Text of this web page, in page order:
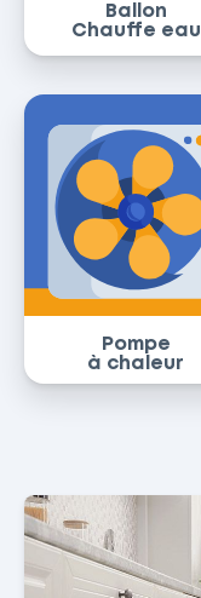
Ballon
Chauffe eau
Pompe
à chaleur